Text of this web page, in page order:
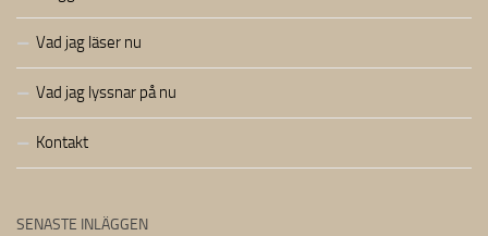
Vad jag läser nu
Vad jag lyssnar på nu
Kontakt
SENASTE INLÄGGEN